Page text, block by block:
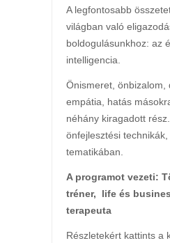
A legfontosabb
világban való
boldogulásunkhoz: az
intelligencia.
Önismeret, önbizalom,
empátia, hatás
néhány kiragadott
önfejlesztési
tematikában.
A programot vezeti:
tréner, life és
terapeuta
Részletekért kattints a